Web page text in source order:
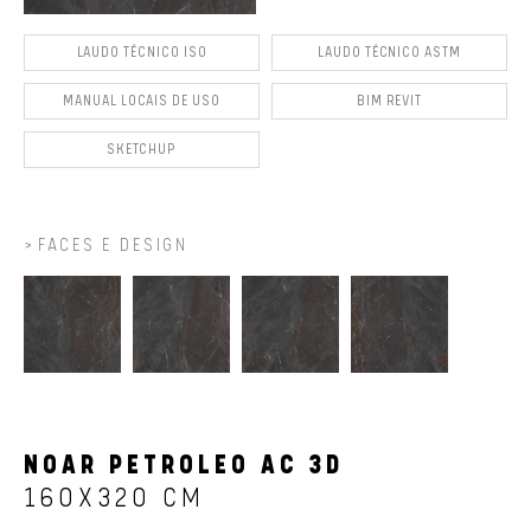
LAUDO TÉCNICO ISO LAUDO TÉCNICO ASTM
MANUAL LOCAIS DE USO BIM REVIT
SKETCHUP
FACES E DESIGN
NOAR PETROLEO AC 3D
160X320 CM